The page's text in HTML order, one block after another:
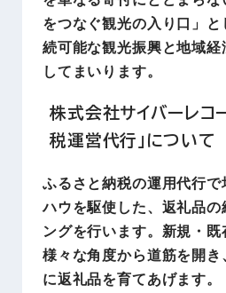
をつなぐ観光の入り口」
続可能な観光振興と地域
してまいります。
株式会社サイバーレコ
税運営代行」について
ふるさと納税の運用代行で
ハウを駆使した、返礼品の
ングを行います。新規・
様々な角度から道筋を開
に返礼品を育てあげます。